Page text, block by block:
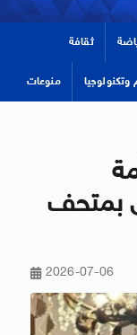
ثقافة
وتكنولوجيا منوعات
بمتحف
2026-07-06